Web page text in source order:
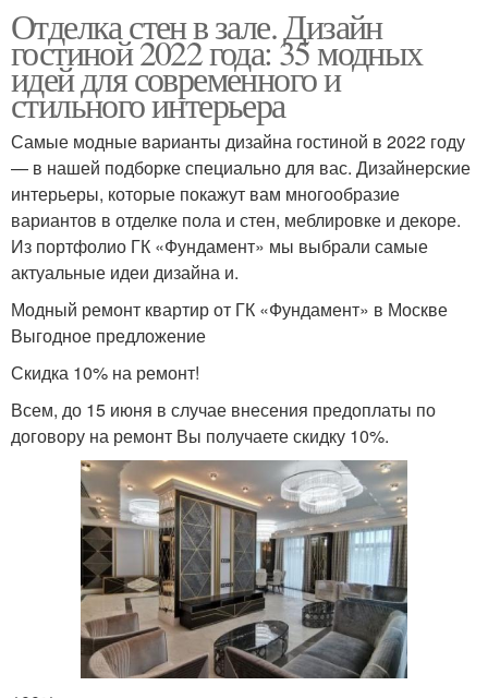
Отделка стен в зале. Дизайн
гостиной 2022 года: 35 модных
идей для современного и
стильного интерьера
Самые модные варианты дизайна гостиной в 2022 году
— в нашей подборке специально для вас. Дизайнерские
интерьеры, которые покажут вам многообразие
вариантов в отделке пола и стен, меблировке и декоре.
Из портфолио ГК «Фундамент» мы выбрали самые
актуальные идеи дизайна и.
Модный ремонт квартир от ГК «Фундамент» в Москве
Выгодное предложение
Скидка 10% на ремонт!
Всем, до 15 июня в случае внесения предоплаты по
договору на ремонт Вы получаете скидку 10%.